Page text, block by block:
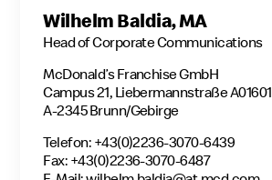
Wilhelm Baldia, MA
Head of Corporate Communications
McDonald’s Franchise GmbH
Campus 21, Liebermannstraße A01601
A-2345 Brunn/Gebirge
Telefon: +43(0)2236-3070-6439
Fax: +43(0)2236-3070-6487